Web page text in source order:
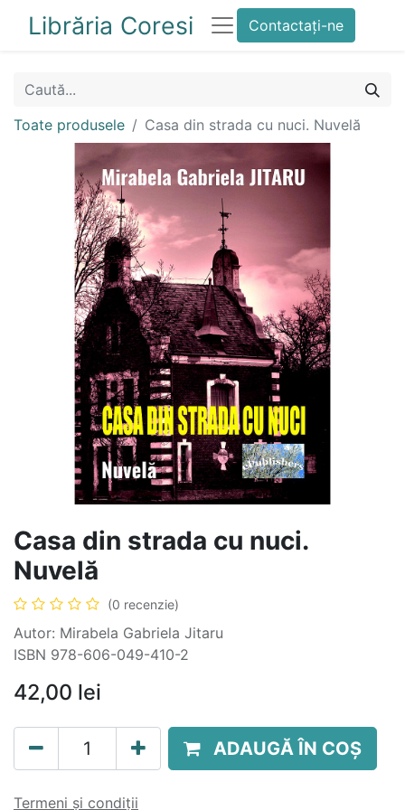
Librăria Coresi Contactați-ne
Toate produsele Casa din strada cu nuci. Nuvelă
Casa din strada cu nuci.
Nuvelă
(0 recenzie)
Autor: Mirabela Gabriela Jitaru
ISBN 978-606-049-410-2
42,00 lei
ADAUGĂ ÎN COȘ
Termeni și condiții